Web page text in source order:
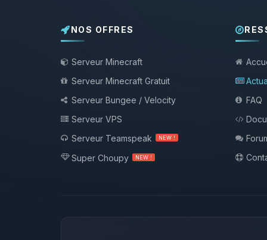
NOS OFFRES
Serveur Minecraft
Serveur Minecraft Gratuit
Serveur Bungee / Velocity
Serveur VPS
Serveur Teamspeak
NEW !
Super Choupy NEW !
FAQ